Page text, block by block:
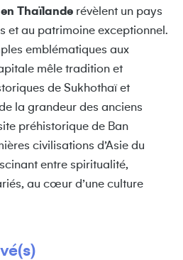
Thaïlande révèlent un pays
et au patrimoine exceptionnel.
emblématiques aux
mêle tradition et
de Sukhothaï et
la grandeur des anciens
préhistorique de Ban
civilisations d’Asie du
entre spiritualité,
au cœur d’une culture